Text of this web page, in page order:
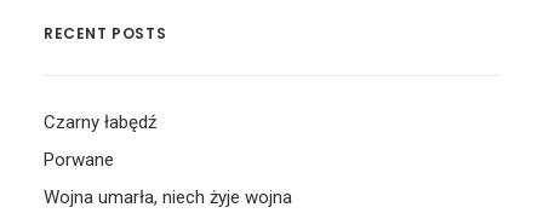
RECENT POSTS
Czarny łabędź
Porwane
Wojna umarła, niech żyje wojna